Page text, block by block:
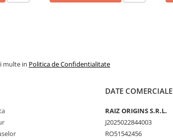
multe in Politica de Confidentialitate
DATE COMERCIALE
RAIZ ORIGINS S.R.L.
J2025022844003
RO51542456